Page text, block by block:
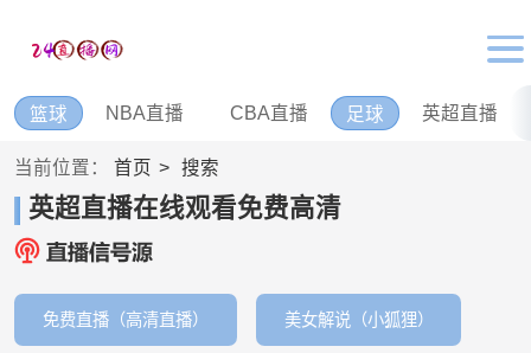
篮球 NBA直播 CBA直播 足球 英超直播
当前位置： 首页 搜索
英超直播在线观看免费高清
免费直播（高清直播） 美女解说（小狐狸）